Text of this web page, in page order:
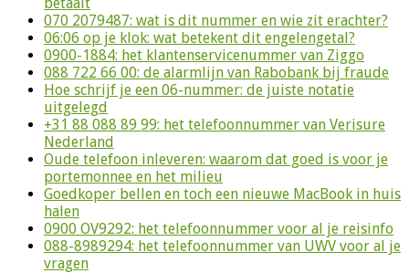
070 2079487: wat is dit nummer en wie zit erachter?
06:06 op je klok: wat betekent dit engelengetal?
0900-1884: het klantenservicenummer van Ziggo
088 722 66 00: de alarmlijn van Rabobank bij fraude
Hoe schrijf je een 06-nummer: de juiste notatie
uitgelegd
+31 88 088 89 99: het telefoonnummer van Verisure
Nederland
Oude telefoon inleveren: waarom dat goed is voor je
portemonnee en het milieu
Goedkoper bellen en toch een nieuwe MacBook in huis
halen
0900 OV9292: het telefoonnummer voor al je reisinfo
088-8989294: het telefoonnummer van UWV voor al je
vragen